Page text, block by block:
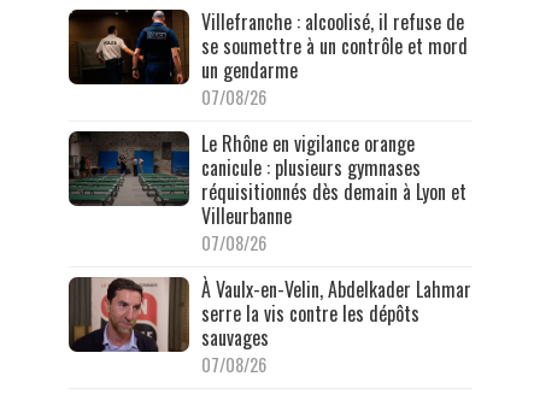
Villefranche : alcoolisé, il refuse de
se soumettre à un contrôle et mord
un gendarme
07/08/26
Le Rhône en vigilance orange
canicule : plusieurs gymnases
réquisitionnés dès demain à Lyon et
Villeurbanne
07/08/26
À Vaulx-en-Velin, Abdelkader Lahmar
serre la vis contre les dépôts
sauvages
07/08/26